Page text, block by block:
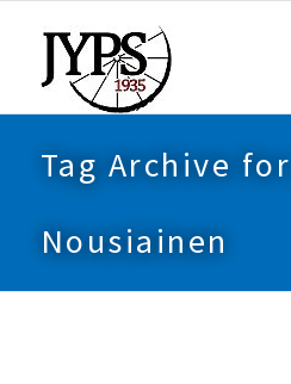
Tag Archive
Nousiainen